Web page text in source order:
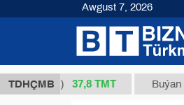
TDHÇMB
1 (kg.) 37,8 ТМТ Buýan
Awgust 7, 2026